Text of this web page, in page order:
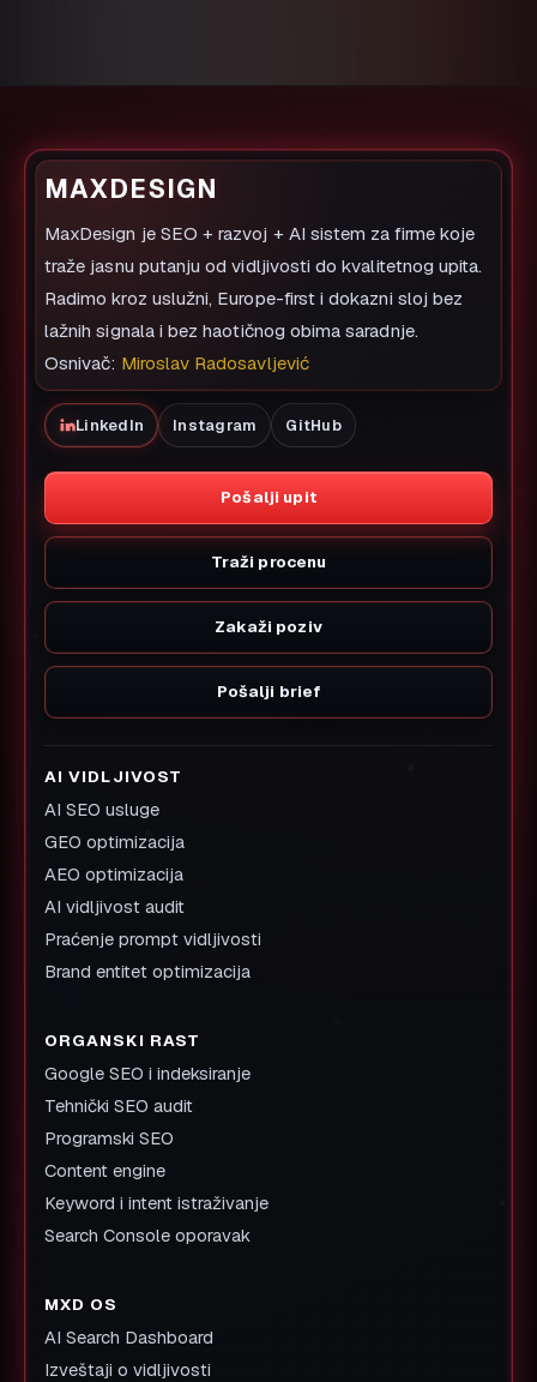
MAXDESIGN
MaxDesign je SEO + razvoj + AI sistem za firme koje
traže jasnu putanju od vidljivosti do kvalitetnog upita.
Radimo kroz uslužni, Europe-first i dokazni sloj bez
lažnih signala i bez haotičnog obima saradnje.
Osnivač: Miroslav Radosavljević
LinkedIn Instagram GitHub
Pošalji upit
Traži procenu
Zakaži poziv
Pošalji brief
AI VIDLJIVOST
AI SEO usluge
GEO optimizacija
AEO optimizacija
AI vidljivost audit
Praćenje prompt vidljivosti
Brand entitet optimizacija
ORGANSKI RAST
Google SEO i indeksiranje
Tehnički SEO audit
Programski SEO
Content engine
Keyword i intent istraživanje
Search Console oporavak
MXD OS
AI Search Dashboard
Izveštaji o vidljivosti